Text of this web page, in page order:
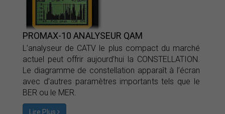
PROMAX-10 ANALYSEUR QAM
L’analyseur de CATV le plus compact du marché
actuel peut offrir aujourd’hui la CONSTELLATION.
Le diagramme de constellation apparaît à l’écran
avec d’autres paramètres importants tels que le
BER ou le MER.
Lire Plus